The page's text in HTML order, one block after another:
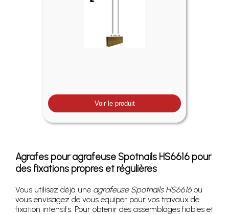
Voir le produit
Agrafes pour agrafeuse Spotnails HS6616 pour
des fixations propres et régulières
Vous utilisez déjà une agrafeuse Spotnails HS6616 ou
vous envisagez de vous équiper pour vos travaux de
fixation intensifs. Pour obtenir des assemblages fiables et